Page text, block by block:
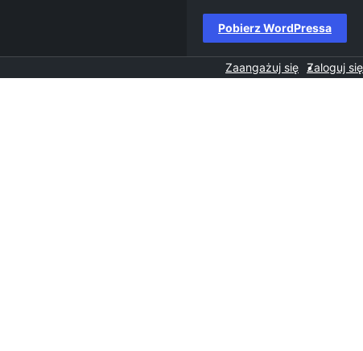
Pobierz WordPressa
Zaangażuj się Zaloguj się